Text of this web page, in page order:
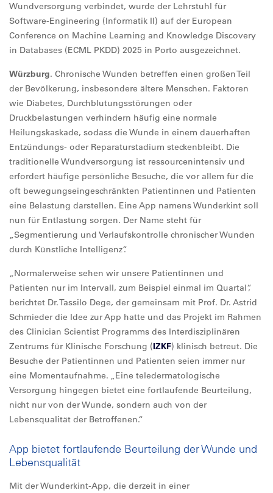
Wundversorgung verbindet, wurde der Lehrstuhl für
Software-Engineering (Informatik II) auf der European
Conference on Machine Learning and Knowledge Discovery
in Databases (ECML PKDD) 2025 in Porto ausgezeichnet.
Würzburg. Chronische Wunden betreffen einen großen Teil
der Bevölkerung, insbesondere ältere Menschen. Faktoren
wie Diabetes, Durchblutungsstörungen oder
Druckbelastungen verhindern häufig eine normale
Heilungskaskade, sodass die Wunde in einem dauerhaften
Entzündungs- oder Reparaturstadium steckenbleibt. Die
traditionelle Wundversorgung ist ressourcenintensiv und
erfordert häufige persönliche Besuche, die vor allem für die
oft bewegungseingeschränkten Patientinnen und Patienten
eine Belastung darstellen. Eine App namens Wunderkint soll
nun für Entlastung sorgen. Der Name steht für
„Segmentierung und Verlaufskontrolle chronischer Wunden
durch Künstliche Intelligenz“.
„Normalerweise sehen wir unsere Patientinnen und
Patienten nur im Intervall, zum Beispiel einmal im Quartal“,
berichtet Dr. Tassilo Dege, der gemeinsam mit Prof. Dr. Astrid
Schmieder die Idee zur App hatte und das Projekt im Rahmen
des Clinician Scientist Programms des Interdisziplinären
Zentrums für Klinische Forschung (IZKF) klinisch betreut. Die
Besuche der Patientinnen und Patienten seien immer nur
eine Momentaufnahme. „Eine teledermatologische
Versorgung hingegen bietet eine fortlaufende Beurteilung,
nicht nur von der Wunde, sondern auch von der
Lebensqualität der Betroffenen.“
App bietet fortlaufende Beurteilung der Wunde und
Lebensqualität
Mit der Wunderkint-App, die derzeit in einer